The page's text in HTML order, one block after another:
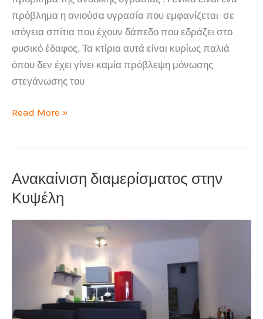
πρόβλημα η ανιούσα υγρασία που εμφανίζεται σε
ισόγεια σπίτια που έχουν δάπεδο που εδράζει στο
φυσικό έδαφος. Τα κτίρια αυτά είναι κυρίως παλιά
όπου δεν έχει γίνει καμία πρόβλεψη μόνωσης
στεγάνωσης του
Επισκευή
υγρασίας
Read More »
Ανακαίνιση διαμερίσματος στην
Κυψέλη